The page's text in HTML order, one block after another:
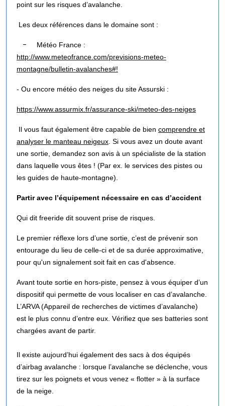
point sur les risques d’avalanche.
Les deux références dans le domaine sont :
-
Météo France :
http://www.meteofrance.com/previsions-meteo-
montagne/bulletin-avalanches#!
- Ou encore météo des neiges du site Assurski :
https://www.assurmix.fr/assurance-ski/meteo-des-neiges
Il vous faut également être capable de bien comprendre et
analyser le manteau neigeux . Si vous avez un doute avant
une sortie, demandez son avis à un spécialiste de la station
dans laquelle vous êtes ! (Par ex. le services des pistes ou
les guides de haute-montagne).
Partir avec l’équipement nécessaire en cas d’accident
Qui dit freeride dit souvent prise de risques.
Le premier réflexe lors d’une sortie, c’est de prévenir son
entourage du lieu de celle-ci et de sa durée approximative,
pour qu'un signalement soit fait en cas d'absence.
Avant toute sortie en hors-piste, pensez à vous équiper d’un
dispositif qui permette de vous localiser en cas d’avalanche.
L’ARVA (Appareil de recherches de victimes d’avalanche)
est le plus connu d’entre eux. Vérifiez que ses batteries sont
chargées avant de partir.
Il existe aujourd’hui également des sacs à dos équipés
d’airbag avalanche : lorsque l’avalanche se déclenche, vous
tirez sur les poignets et vous venez « flotter » à la surface
de la neige.